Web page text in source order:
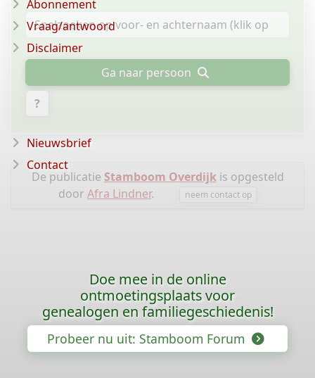
Ga naar persoon
?
De publicatie Stamboom Overdijkis opgesteld
door Afra Lindner. neem contact op
Abonnement
Vraag/antwoord
Disclaimer
Nieuwsbrief
Contact
Doe mee in de online
ontmoetingsplaats voor
genealogen en familiegeschiedenis!
Probeer nu uit: Stamboom Forum